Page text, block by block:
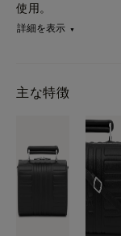
使用。
詳細を表示
主な特徴